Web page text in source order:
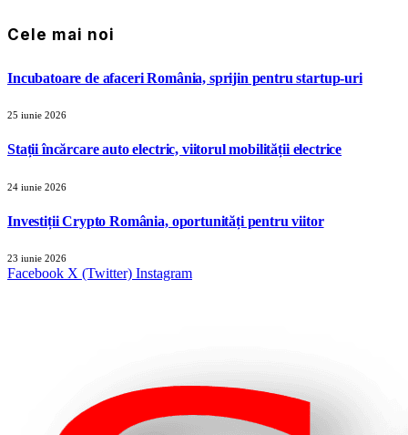
Cele mai noi
Incubatoare de afaceri România, sprijin pentru startup-uri
25 iunie 2026
Stații încărcare auto electric, viitorul mobilității electrice
24 iunie 2026
Investiții Crypto România, oportunități pentru viitor
23 iunie 2026
Facebook X (Twitter) Instagram